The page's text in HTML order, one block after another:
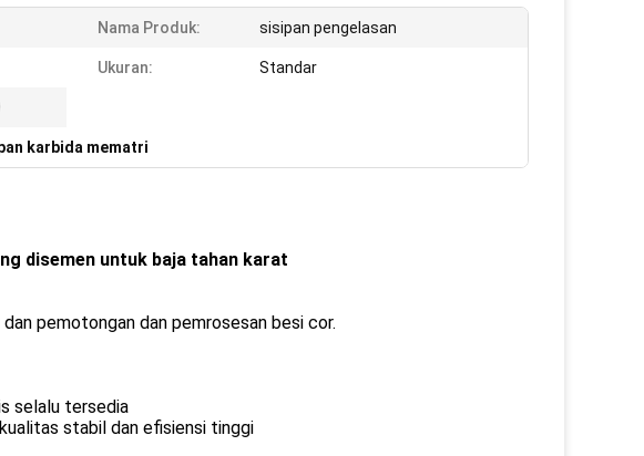
Nama Produk: sisipan pengelasan
Ukuran: Standar
karbida mematri
disemen untuk baja tahan karat
pemotongan dan pemrosesan besi cor.
selalu tersedia
stabil dan efisiensi tinggi